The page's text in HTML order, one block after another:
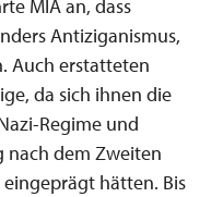
MIA an, dass
Antiziganismus,
Auch erstatteten
da sich ihnen die
Regime und
nach dem Zweiten
hätten. Bis